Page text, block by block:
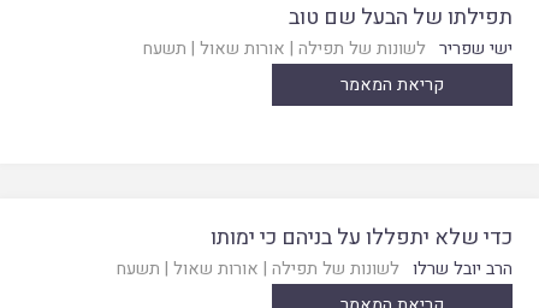
תפילתו של הבעל שם טוב
ישי שפריר לשונות של תפילה | אורות שאול | תשעח
קריאת המאמר
כדי שלא יתפללו על בניהם כי ימותו
הרב יובל שרלו לשונות של תפילה | אורות שאול | תשעח